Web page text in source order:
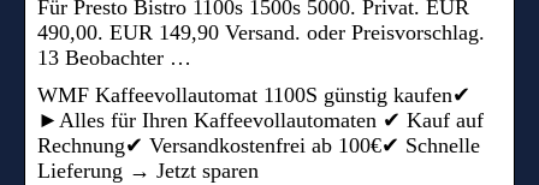
Für Presto Bistro 1100s 1500s 5000. Privat. EUR
490,00. EUR 149,90 Versand. oder Preisvorschlag.
13 Beobachter …
WMF Kaffeevollautomat 1100S günstig kaufen✔
►Alles für Ihren Kaffeevollautomaten ✔ Kauf auf
Rechnung✔ Versandkostenfrei ab 100€✔ Schnelle
Lieferung → Jetzt sparen